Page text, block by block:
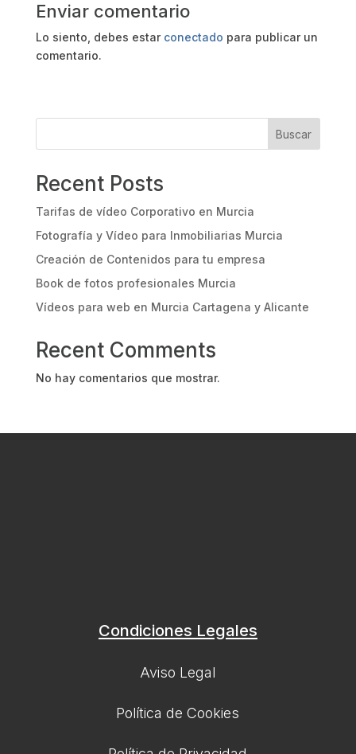
Enviar comentario
Lo siento, debes estar conectado para publicar un
comentario.
Buscar
Recent Posts
Tarifas de vídeo Corporativo en Murcia
Fotografía y Vídeo para Inmobiliarias Murcia
Creación de Contenidos para tu empresa
Book de fotos profesionales Murcia
Vídeos para web en Murcia Cartagena y Alicante
Recent Comments
No hay comentarios que mostrar.
Condiciones Legales
Aviso Legal
Política de Cookies